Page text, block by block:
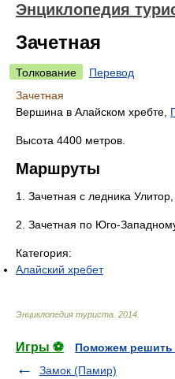
Энциклопедия
Зачетная
Толкование
Перевод
Зачетная
Вершина в Алайском хребте,
Высота 4400 метров.
Маршруты
1. Зачетная с ледника
2. Зачетная по Юго-
Категория:
Алайский хребет
Энциклопедия туриста 2014
Игры ⚽
Поможем решить
Замок (Памир)